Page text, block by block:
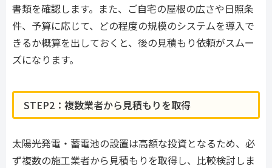
書類を確認します。また、ご自宅の屋根の広さや日照条
件、予算に応じて、どの程度の規模のシステムを導入で
きるか概算を出しておくと、後の見積もり依頼がスムー
ズになります。
STEP2：複数業者から見積もりを取得
太陽光発電・蓄電池の設置は高額な投資となるため、必
ず複数の施工業者から見積もりを取得し、比較検討しま